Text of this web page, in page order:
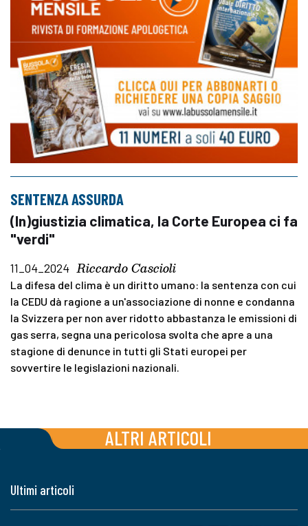
SENTENZA ASSURDA
(In)giustizia climatica, la Corte Europea ci fa
"verdi"
11_04_2024 Riccardo Cascioli
La difesa del clima è un diritto umano: la sentenza con cui
la CEDU dà ragione a un'associazione di nonne e condanna
la Svizzera per non aver ridotto abbastanza le emissioni di
gas serra, segna una pericolosa svolta che apre a una
stagione di denunce in tutti gli Stati europei per
sovvertire le legislazioni nazionali.
ALTRI ARTICOLI
Ultimi articoli